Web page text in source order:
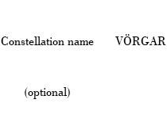
Constellation name
(optional)
VÖRGAR